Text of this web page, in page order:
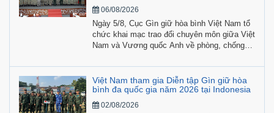
06/08/2026
Ngày 5/8, Cục Gìn giữ hòa bình Việt Nam tổ
chức khai mạc trao đổi chuyên môn giữa Việt
Nam và Vương quốc Anh về phòng, chống
(CRSV) và phòng, chống bóc lột, xâm hại
tình dục (SEA).
Việt Nam tham gia Diễn tập Gìn giữ hòa
bình đa quốc gia năm 2026 tại Indonesia
02/08/2026